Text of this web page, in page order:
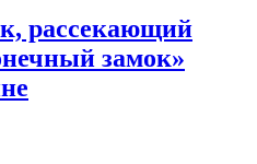
рассекающий
замок»